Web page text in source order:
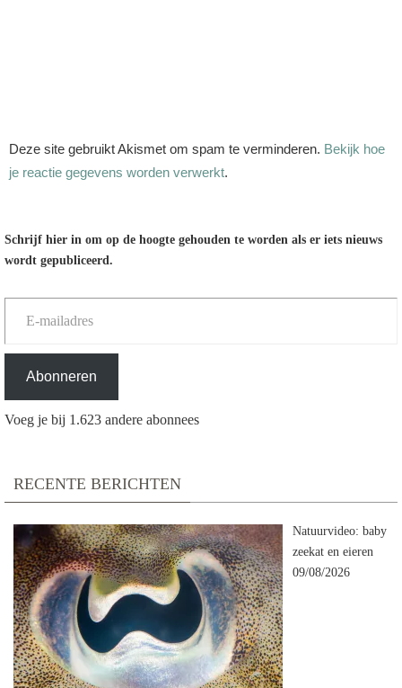
Deze site gebruikt Akismet om spam te verminderen. Bekijk hoe
je reactie gegevens worden verwerkt.
Schrijf hier in om op de hoogte gehouden te worden als er iets nieuws
wordt gepubliceerd.
E-mailadres
Abonneren
Voeg je bij 1.623 andere abonnees
RECENTE BERICHTEN
Natuurvideo: baby
zeekat en eieren
09/08/2026